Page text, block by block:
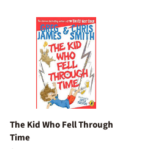
The Kid Who Fell Through
Time